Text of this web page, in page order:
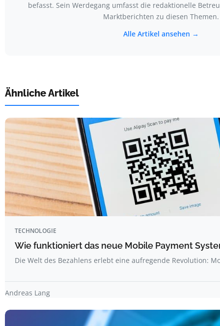
befasst. Sein Werdegang umfasst die redaktionelle
Marktberichten zu diesen Themen.
Alle Artikel ansehen →
Ähnliche Artikel
TECHNOLOGIE
Wie funktioniert das neue Mobile Payment
Die Welt des Bezahlens erlebt eine aufregende Revolution:
Andreas Lang